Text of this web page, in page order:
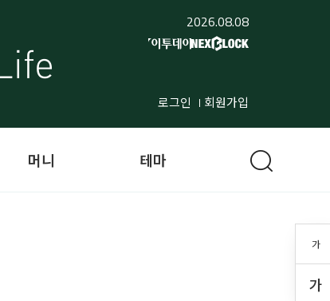
2026.08.08
로그인 회원가입
가
가
머니 테마